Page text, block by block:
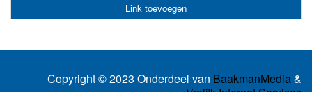
Link toevoegen
Copyright © 2023 Onderdeel van BaakmanMedia&